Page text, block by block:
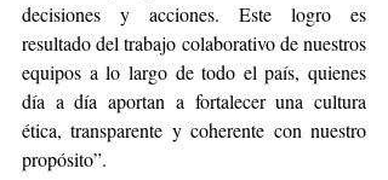
decisiones y acciones. Este logro es
resultado del trabajo colaborativo de nuestros
equipos a lo largo de todo el país, quienes
día a día aportan a fortalecer una cultura
ética, transparente y coherente con nuestro
propósito”.